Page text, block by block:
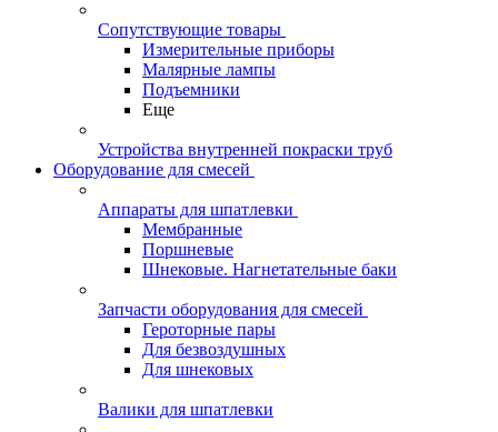
Сопутствующие товары
Измерительные приборы
Малярные лампы
Подъемники
Еще
Устройства внутренней покраски труб
Оборудование для смесей
Аппараты для шпатлевки
Мембранные
Поршневые
Шнековые. Нагнетательные баки
Запчасти оборудования для смесей
Героторные пары
Для безвоздушных
Для шнековых
Валики для шпатлевки